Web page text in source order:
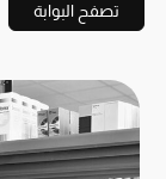
تصفح البوابة